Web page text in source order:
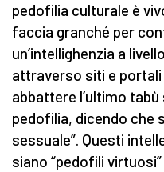
pedofilia culturale è
faccia granché per
un’intellighenzia a
attraverso siti e
abbattere l’ultimo
pedofilia, dicendo che
sessuale”. Questi
siano “pedofili